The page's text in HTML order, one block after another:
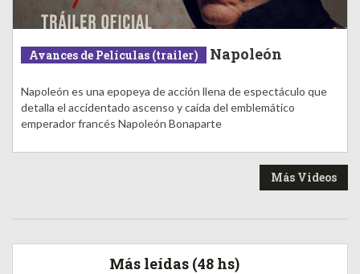
Avances de Películas (trailer) Napoleón
Napoleón es una epopeya de acción llena de espectáculo que
detalla el accidentado ascenso y caída del emblemático
emperador francés Napoleón Bonaparte
Más Videos
Más leídas (48 hs)